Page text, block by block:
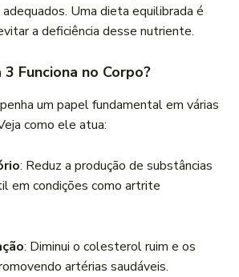
Uma dieta equilibrada é
a deficiência desse nutriente.
Funciona no Corpo?
um papel fundamental em várias
como ele atua:
: Reduz a produção de substâncias
em condições como artrite
: Diminui o colesterol ruim e os
artérias saudáveis.